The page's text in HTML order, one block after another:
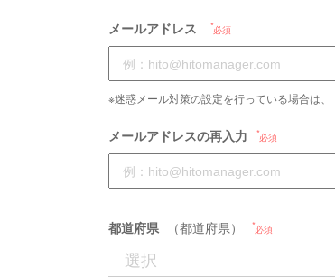
メールアドレス 必須
※迷惑メール対策の設定を行っている場合は
メールアドレスの再入力 必須
都道府県 （都道府県） 必須